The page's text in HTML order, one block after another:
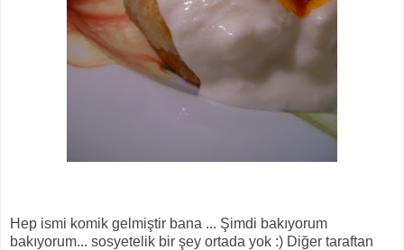
Hep ismi komik gelmiştir bana ... Şimdi bakıyorum
bakıyorum... sosyetelik bir şey ortada yok :) Diğer taraftan